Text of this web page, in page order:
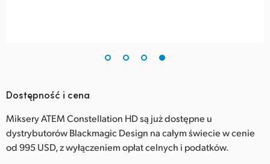
Dostępność i cena
Miksery ATEM Constellation HD są już dostępne u
dystrybutorów Blackmagic Design na całym świecie w cenie
od 995 USD, z wyłączeniem opłat celnych i podatków.